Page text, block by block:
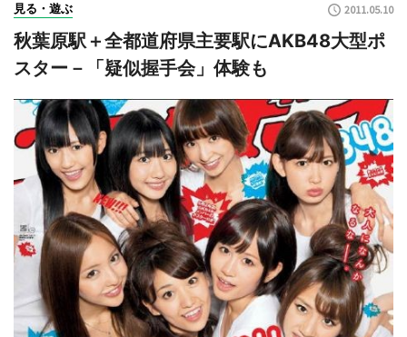
見る・遊ぶ 2011.05.10
秋葉原駅＋全都道府県主要駅にAKB48大型ポ
スター－「疑似握手会」体験も